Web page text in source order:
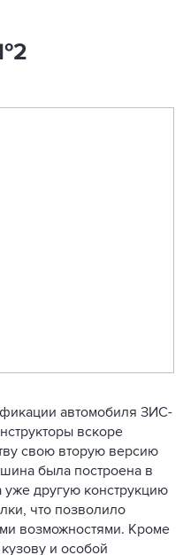
автомобиля ЗИС-
вскоре
свою вторую версию
была построена в
уже другую конструкцию
что позволило
возможностями. Кроме
и особой